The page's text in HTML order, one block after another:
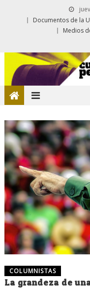
Documentos de la
Medios
COLUMNISTAS
La grandeza de